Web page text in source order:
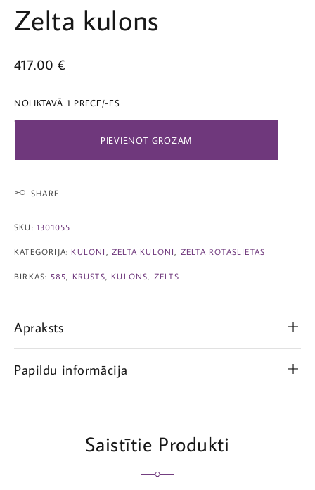
Zelta kulons
417.00 €
NOLIKTAVĀ 1 PRECE/-ES
PIEVIENOT GROZAM
SHARE
SKU: 1301055
KATEGORIJA: KULONI ZELTA KULONI ZELTA ROTASLIETAS
BIRKAS: 585 KRUSTS KULONS ZELTS
Apraksts
Papildu informācija
Saistītie Produkti